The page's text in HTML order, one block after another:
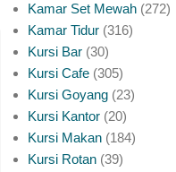
Kamar Set Mewah 272
Kamar Tidur 316
Kursi Bar 30
Kursi Cafe 305
Kursi Goyang 23
Kursi Kantor 20
Kursi Makan 184
Kursi Rotan 39